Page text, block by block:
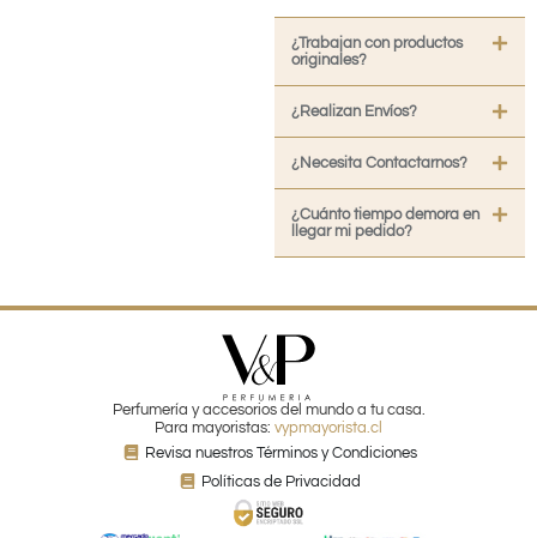
¿Trabajan con productos
originales?
¿Realizan Envíos?
¿Necesita Contactarnos?
¿Cuánto tiempo demora en
llegar mi pedido?
Perfumería y accesorios del mundo a tu casa.
Para mayoristas: vypmayorista.cl
Revisa nuestros Términos y Condiciones
Políticas de Privacidad